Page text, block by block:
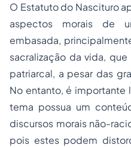
O Estatuto do Nascituro
aspectos morais de
embasada,
sacralização da vida,
patriarcal, a pesar das
No entanto, é importante
tema possua um
discursos morais não-
pois estes podem